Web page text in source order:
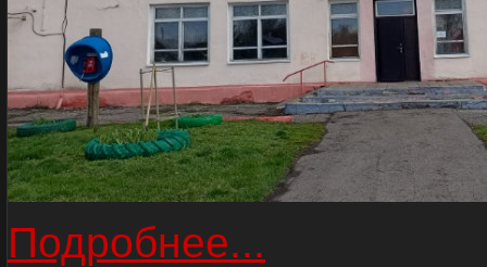
Подробнее...